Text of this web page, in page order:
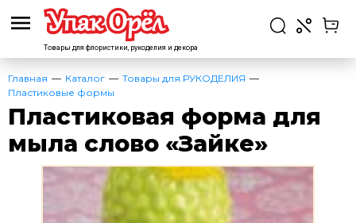
Товары для флористики, рукоделия и декора
Главная Каталог
Товары для РУКОДЕЛИЯ
Пластиковые формы
Пластиковая форма для
мыла слово «Зайке»